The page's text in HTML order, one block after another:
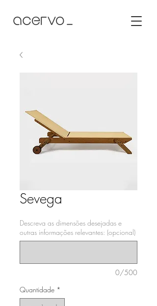
Sevega
Descreva as dimensões desejadas e
outras informações relevantes: (opcional)
0/500
Quantidade *